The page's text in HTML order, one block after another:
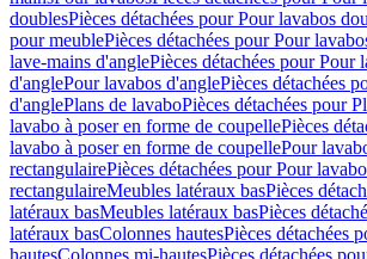
doublesPièces détachées pour Pour lavabos
pour meublePièces détachées pour Pour
lave-mains d'anglePièces détachées pour Pour
d'anglePour lavabos d'anglePièces détachées
d'anglePlans de lavaboPièces détachées pour
lavabo à poser en forme de coupellePièces
lavabo à poser en forme de coupellePour
rectangulairePièces détachées pour Pour
rectangulaireMeubles latéraux basPièces
latéraux basMeubles latéraux basPièces
latéraux basColonnes hautesPièces détachées
hautesColonnes mi-hautesPièces détachées